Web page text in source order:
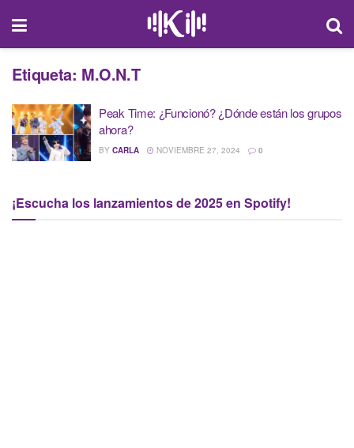
Etiqueta: M.O.N.T
Peak Time: ¿Funcionó? ¿Dónde están los grupos
ahora?
BY CARLA NOVIEMBRE 27, 2024 0
¡Escucha los lanzamientos de 2025 en Spotify!